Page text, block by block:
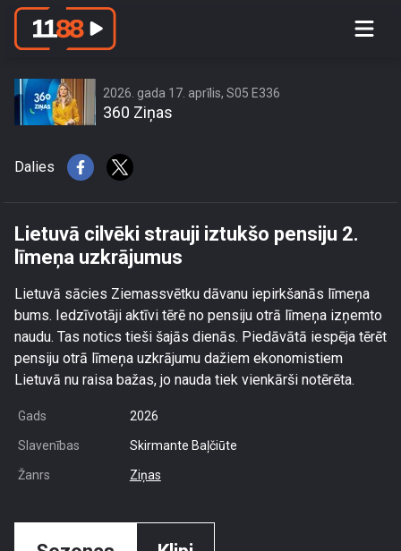
Lietuvā cilvēki strauji iztukšo pensiju 2.
2026. gada 17. aprīlis, S05 E336
360 Ziņas
Dalies
Lietuvā cilvēki strauji iztukšo pensiju 2.
līmeņa uzkrājumus
Lietuvā sācies Ziemassvētku dāvanu iepirkšanās līmeņa
bums. Iedzīvotāji aktīvi tērē no pensiju otrā līmeņa izņemto
naudu. Tas notics tieši šajās dienās. Piedāvātā iespēja tērēt
pensiju otrā līmeņa uzkrājumu dažiem ekonomistiem
Lietuvā nu raisa bažas, jo nauda tiek vienkārši notērēta.
Gads 2026
Slavenības Skirmante Baļčiūte
Žanrs Ziņas